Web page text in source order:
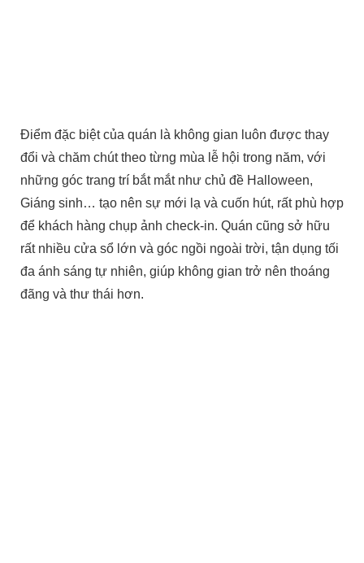
Điểm đặc biệt của quán là không gian luôn được thay
đổi và chăm chút theo từng mùa lễ hội trong năm, với
những góc trang trí bắt mắt như chủ đề Halloween,
Giáng sinh… tạo nên sự mới lạ và cuốn hút, rất phù hợp
để khách hàng chụp ảnh check-in. Quán cũng sở hữu
rất nhiều cửa sổ lớn và góc ngồi ngoài trời, tận dụng tối
đa ánh sáng tự nhiên, giúp không gian trở nên thoáng
đãng và thư thái hơn.